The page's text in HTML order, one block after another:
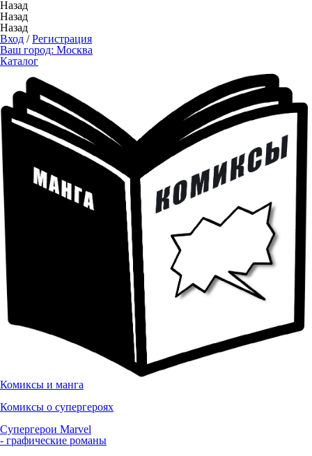
Назад
Назад
Назад
Вход /Регистрация
Ваш город: Москва
Каталог
Комиксы и манга
Комиксы о супергероях
Супергерои Marvel
- графические романы